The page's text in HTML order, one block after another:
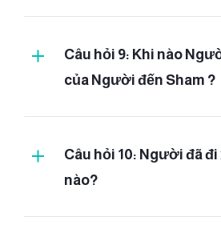
Câu hỏi 9: Khi nào
của Người đến Sham ?
Câu hỏi 10: Người đã
nào?